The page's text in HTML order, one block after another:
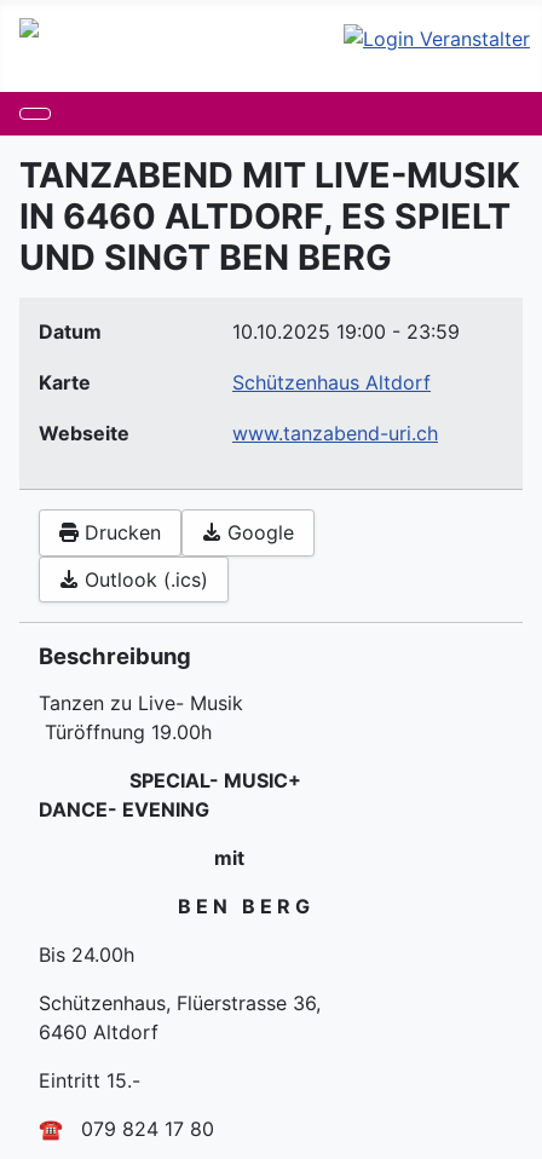
TANZABEND MIT LIVE-MUSIK
IN 6460 ALTDORF, ES SPIELT
UND SINGT BEN BERG
Datum 10.10.2025 19:00 - 23:59
Karte Schützenhaus Altdorf
Webseite www.tanzabend-uri.ch
Drucken
Google
Outlook (.ics)
Beschreibung
Tanzen zu Live- Musik
Türöffnung 19.00h
SPECIAL- MUSIC+
DANCE- EVENING
mit
B E N B E R G
Bis 24.00h
Schützenhaus, Flüerstrasse 36,
6460 Altdorf
Eintritt 15.-
☎️ 079 824 17 80